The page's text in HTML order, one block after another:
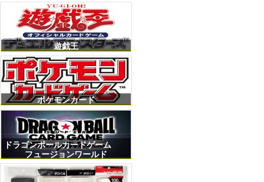
遊戯王
ポケモンカード
ドラゴンボールカードゲーム
フュージョンワールド